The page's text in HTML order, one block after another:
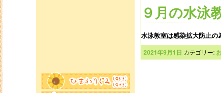
９月の水泳
水泳教室は感染拡大防止
2021年9月1日 カテゴリー: